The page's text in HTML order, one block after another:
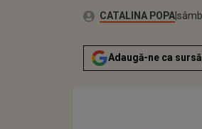
Autor:CATALINA POPA
Adaugă-ne ca